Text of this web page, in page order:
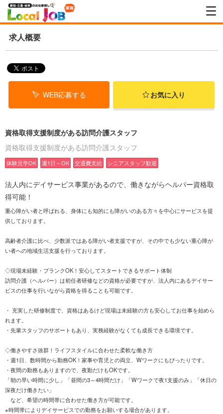
求人概要
WEB応募する お気に入り
資格取得支援制度がある訪問介護スタッフ
資格取得支援制度がある訪問介護スタッフ
体験見学OK 週1日～OK 交通費支給 シニアスタッフ歓迎
法人内にデイサービス事業があるので、働きながらヘルパー資格取
得可能！
重心障がい者と呼ばれる、身体にも知的にも障がいのある方々を中心にサービスを提
供しております。
高齢者介護に比べ、少数派ではある障がい者支援ですが、その中でも少ない重心障が
い者への地域生活支援を行っております。
◇現場未経験・ブランクOK！安心してスタートできるサポート体制
訪問介護（ヘルパー）は初任者研修などの資格が必要ですが、法人内にあるデイサー
ビスの仕事を行いながら資格を得ることも可能です。
・ 充実した研修制度で、資格はあるけど現場は未経験の方も安心してお仕事を始めら
れます。
・先輩スタッフのサポートもあり、実務経験がなくても成長できる環境です。
◇働きやすさ抜群！ライフスタイルに合わせた柔軟な働き方
・週1日、数時間から勤務OK！家事や育児との両立、Wワークにもぴったりです。
・夜間の勤務もありますので、夜勤だけもOKです。
「朝の早い時間に少し」「昼間の3～4時間だけ」「Wワークで夜1支援のみ」「休日の
深夜だけ働きたい」
など、希望の時間帯に合わせた働き方が可能です。
※時間帯によりデイサービスでの勤務をお願いする場合があります。